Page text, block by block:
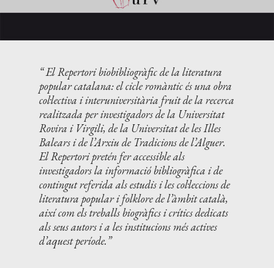
ElRepertori biobibliogràfic de la literatura
popular catalana: el cicle romànticés una obra
col·lectiva i interuniversitària fruit de la recerca
realitzada per investigadors de la Universitat
Rovira i Virgili, de la Universitat de les Illes
Balears i de l’Arxiu de Tradicions de l’Alguer.
El Repertori pretén fer accessible als
investigadors la informació bibliogràfica i de
contingut referida als estudis i les col·leccions de
literatura popular i folklore de l’àmbit català,
així com els treballs biogràfics i crítics dedicats
als seus autors i a les institucions més actives
d’aquest període.